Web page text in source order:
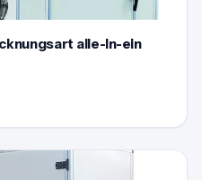
alle-In-ein